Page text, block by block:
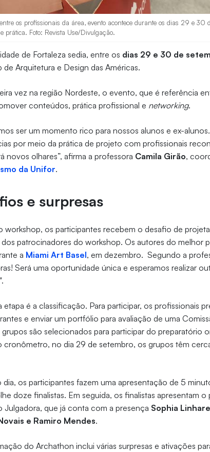
os profissionais da área, evento acontece durante os dias 29 e 30
prática. Foto: Revista Use/Divulgação.
de Fortaleza sedia, entre os dias 29 e 30 de
de Arquitetura e Design das Américas.
vez na região Nordeste, o evento, que é referência
conteúdos, prática profissional e networking.
ser um momento rico para nossos alunos e ex-
por meio da prática de projeto com profissionais
novos olhares”, afirma a professora Camila Girão,
da Unifor.
e surpresas
workshop, os participantes recebem o desafio de
patrocinadores do workshop. Os autores do melhor
a Miami Art Basel, em dezembro. Segundo a
Será uma oportunidade única e esperamos realizar
etapa é a classificação. Para participar, os profissionais
e enviar um portfólio para avaliação de uma
são selecionados para participar do preparatório
cronômetro, no dia 29 de setembro, os grupos têm
dia, os participantes fazem uma apresentação de 5
doze finalistas. Em seguida, os finalistas apresentam
Julgadora, que já conta com a presença Sophia
e Ramiro Mendes.
do Archathon inclui várias surpresas e ativações